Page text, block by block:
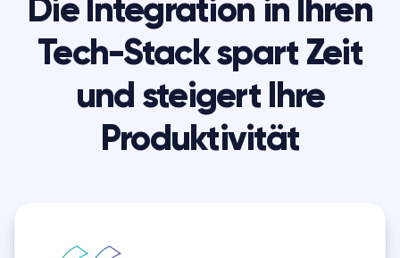
Die Integration in Ihren
Tech-Stack spart Zeit
und steigert Ihre
Produktivität